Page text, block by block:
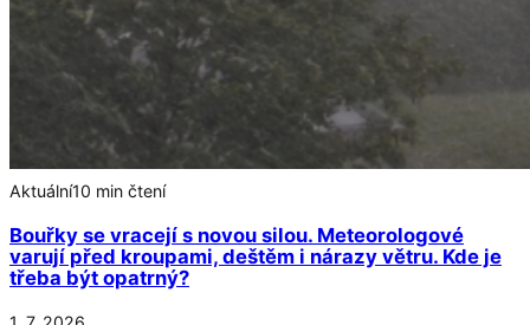
Aktuální10 min čtení
Bouřky se vracejí s novou silou. Meteorologové
varují před kroupami, deštěm i nárazy větru. Kde je
třeba být opatrný?